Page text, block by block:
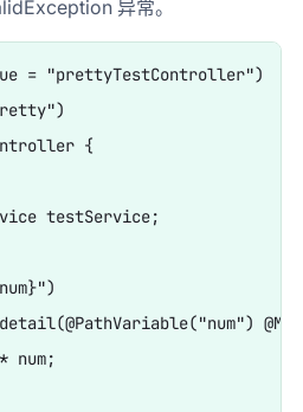
异常。
= "prettyTestController")
{
testService;